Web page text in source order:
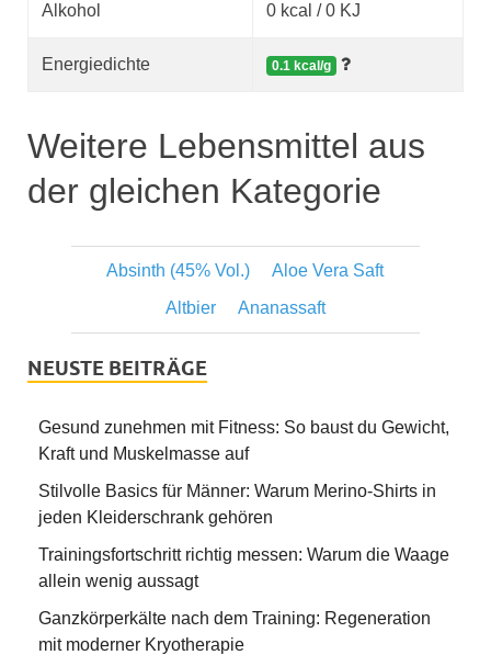
Alkohol 0 kcal / 0 KJ
Energiedichte 0.1 kcal/g
Weitere Lebensmittel aus
der gleichen Kategorie
Absinth (45% Vol.)
Aloe Vera Saft
Altbier
Ananassaft
NEUSTE BEITRÄGE
Gesund zunehmen mit Fitness: So baust du Gewicht,
Kraft und Muskelmasse auf
Stilvolle Basics für Männer: Warum Merino-Shirts in
jeden Kleiderschrank gehören
Trainingsfortschritt richtig messen: Warum die Waage
allein wenig aussagt
Ganzkörperkälte nach dem Training: Regeneration
mit moderner Kryotherapie